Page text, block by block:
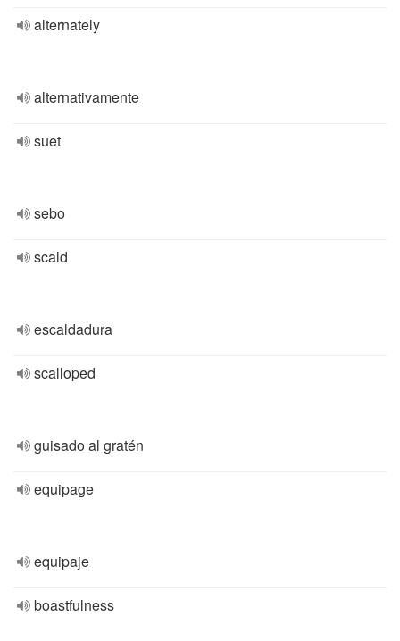
alternately
alternativamente
suet
sebo
scald
escaldadura
scalloped
guisado al gratén
equipage
equipaje
boastfulness